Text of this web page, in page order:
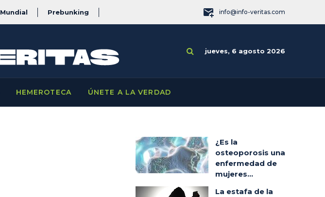
Mundial Prebunking info@info-veritas.com
jueves, 6 agosto 2026
HEMEROTECA ÚNETE A LA VERDAD
¿Es la
osteoporosis una
enfermedad de
mujeres...
La estafa de la